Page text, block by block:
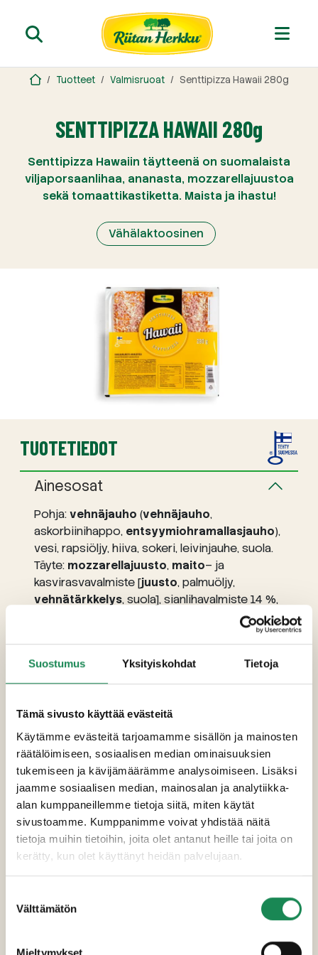
Suostumus Yksityiskohdat Tietoja
Tämä sivusto käyttää evästeitä
Käytämme evästeitä tarjoamamme sisällön ja mainosten
räätälöimiseen, sosiaalisen median ominaisuuksien
tukemiseen ja kävijämäärämme analysoimiseen. Lisäksi
jaamme sosiaalisen median, mainosalan ja analytiikka-
alan kumppaneillemme tietoja siitä, miten käytät
sivustoamme. Kumppanimme voivat yhdistää näitä
tietoja muihin tietoihin, joita olet antanut heille tai joita on
kerätty, kun olet käyttänyt heidän palvelujaan.
valinta
Välttämätön
Tuotteet Valmisruoat Senttipizza Hawaii 280g
SENTTIPIZZA HAWAII 280g
Senttipizza Hawaiin täytteenä on suomalaista
viljaporsaanlihaa, ananasta, mozzarellajuustoa
sekä tomaattikastiketta. Maista ja ihastu!
Vähälaktoosinen
TUOTETIEDOT
Ainesosat
Pohja:vehnäjauho (vehnäjauho,
askorbiinihappo, entsyymiohramallasjauho),
vesi, rapsiöljy, hiiva, sokeri, leivinjauhe, suola.
Täyte: mozzarellajuusto, maito– ja
kasvirasvavalmiste [juusto, palmuöljy,
vehnätärkkelys, suola], sianlihavalmiste 14 %,
[viljaporsaanliha (Suomi), vesi, perunatärkkelys,
stabilointiaineet (E1412, E450), jodioitu suola,
(E407a), happamuudensäätöaineet (E326,
E262), aromit, hapettumisenestoaine (E301),
(natriumnitriitti)], tomaattikastike [vesi,
rapsiöljy, mausteet (tomaatti, paprika, oregano,
sipuli, mustapippuri, chili, kynteli), sokeri,
modifioitu tärkkelys (E1422),
maissimaltodekstriini,
happamuudensäätöaineet (E330, E262), suola,
aromivahvenne (E621), aromit (mm. valkosipuli),
stabilointiaine (E415)], ananas 4%. Saattaa
sisältää jäämiä tonnikalasta.